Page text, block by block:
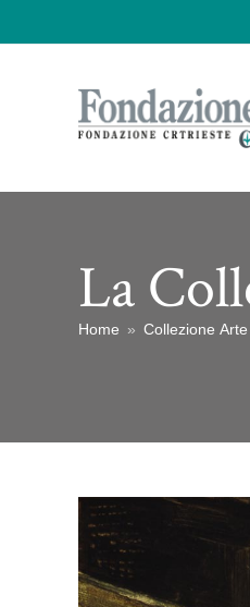
La
Home » Collezione Arte